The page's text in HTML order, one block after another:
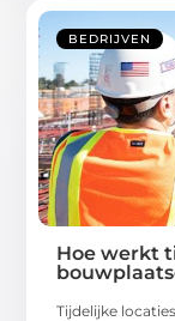
BEDRIJVEN
Hoe werkt
Tijdelijke